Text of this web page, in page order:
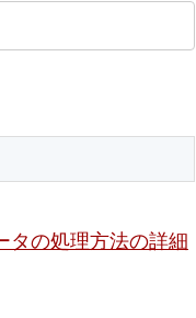
タの処理方法の詳細